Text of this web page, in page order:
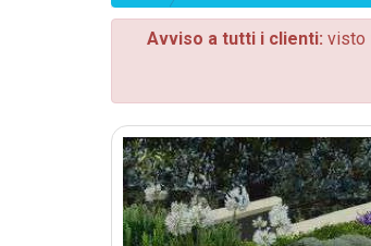
Avviso a tutti i clienti: visto